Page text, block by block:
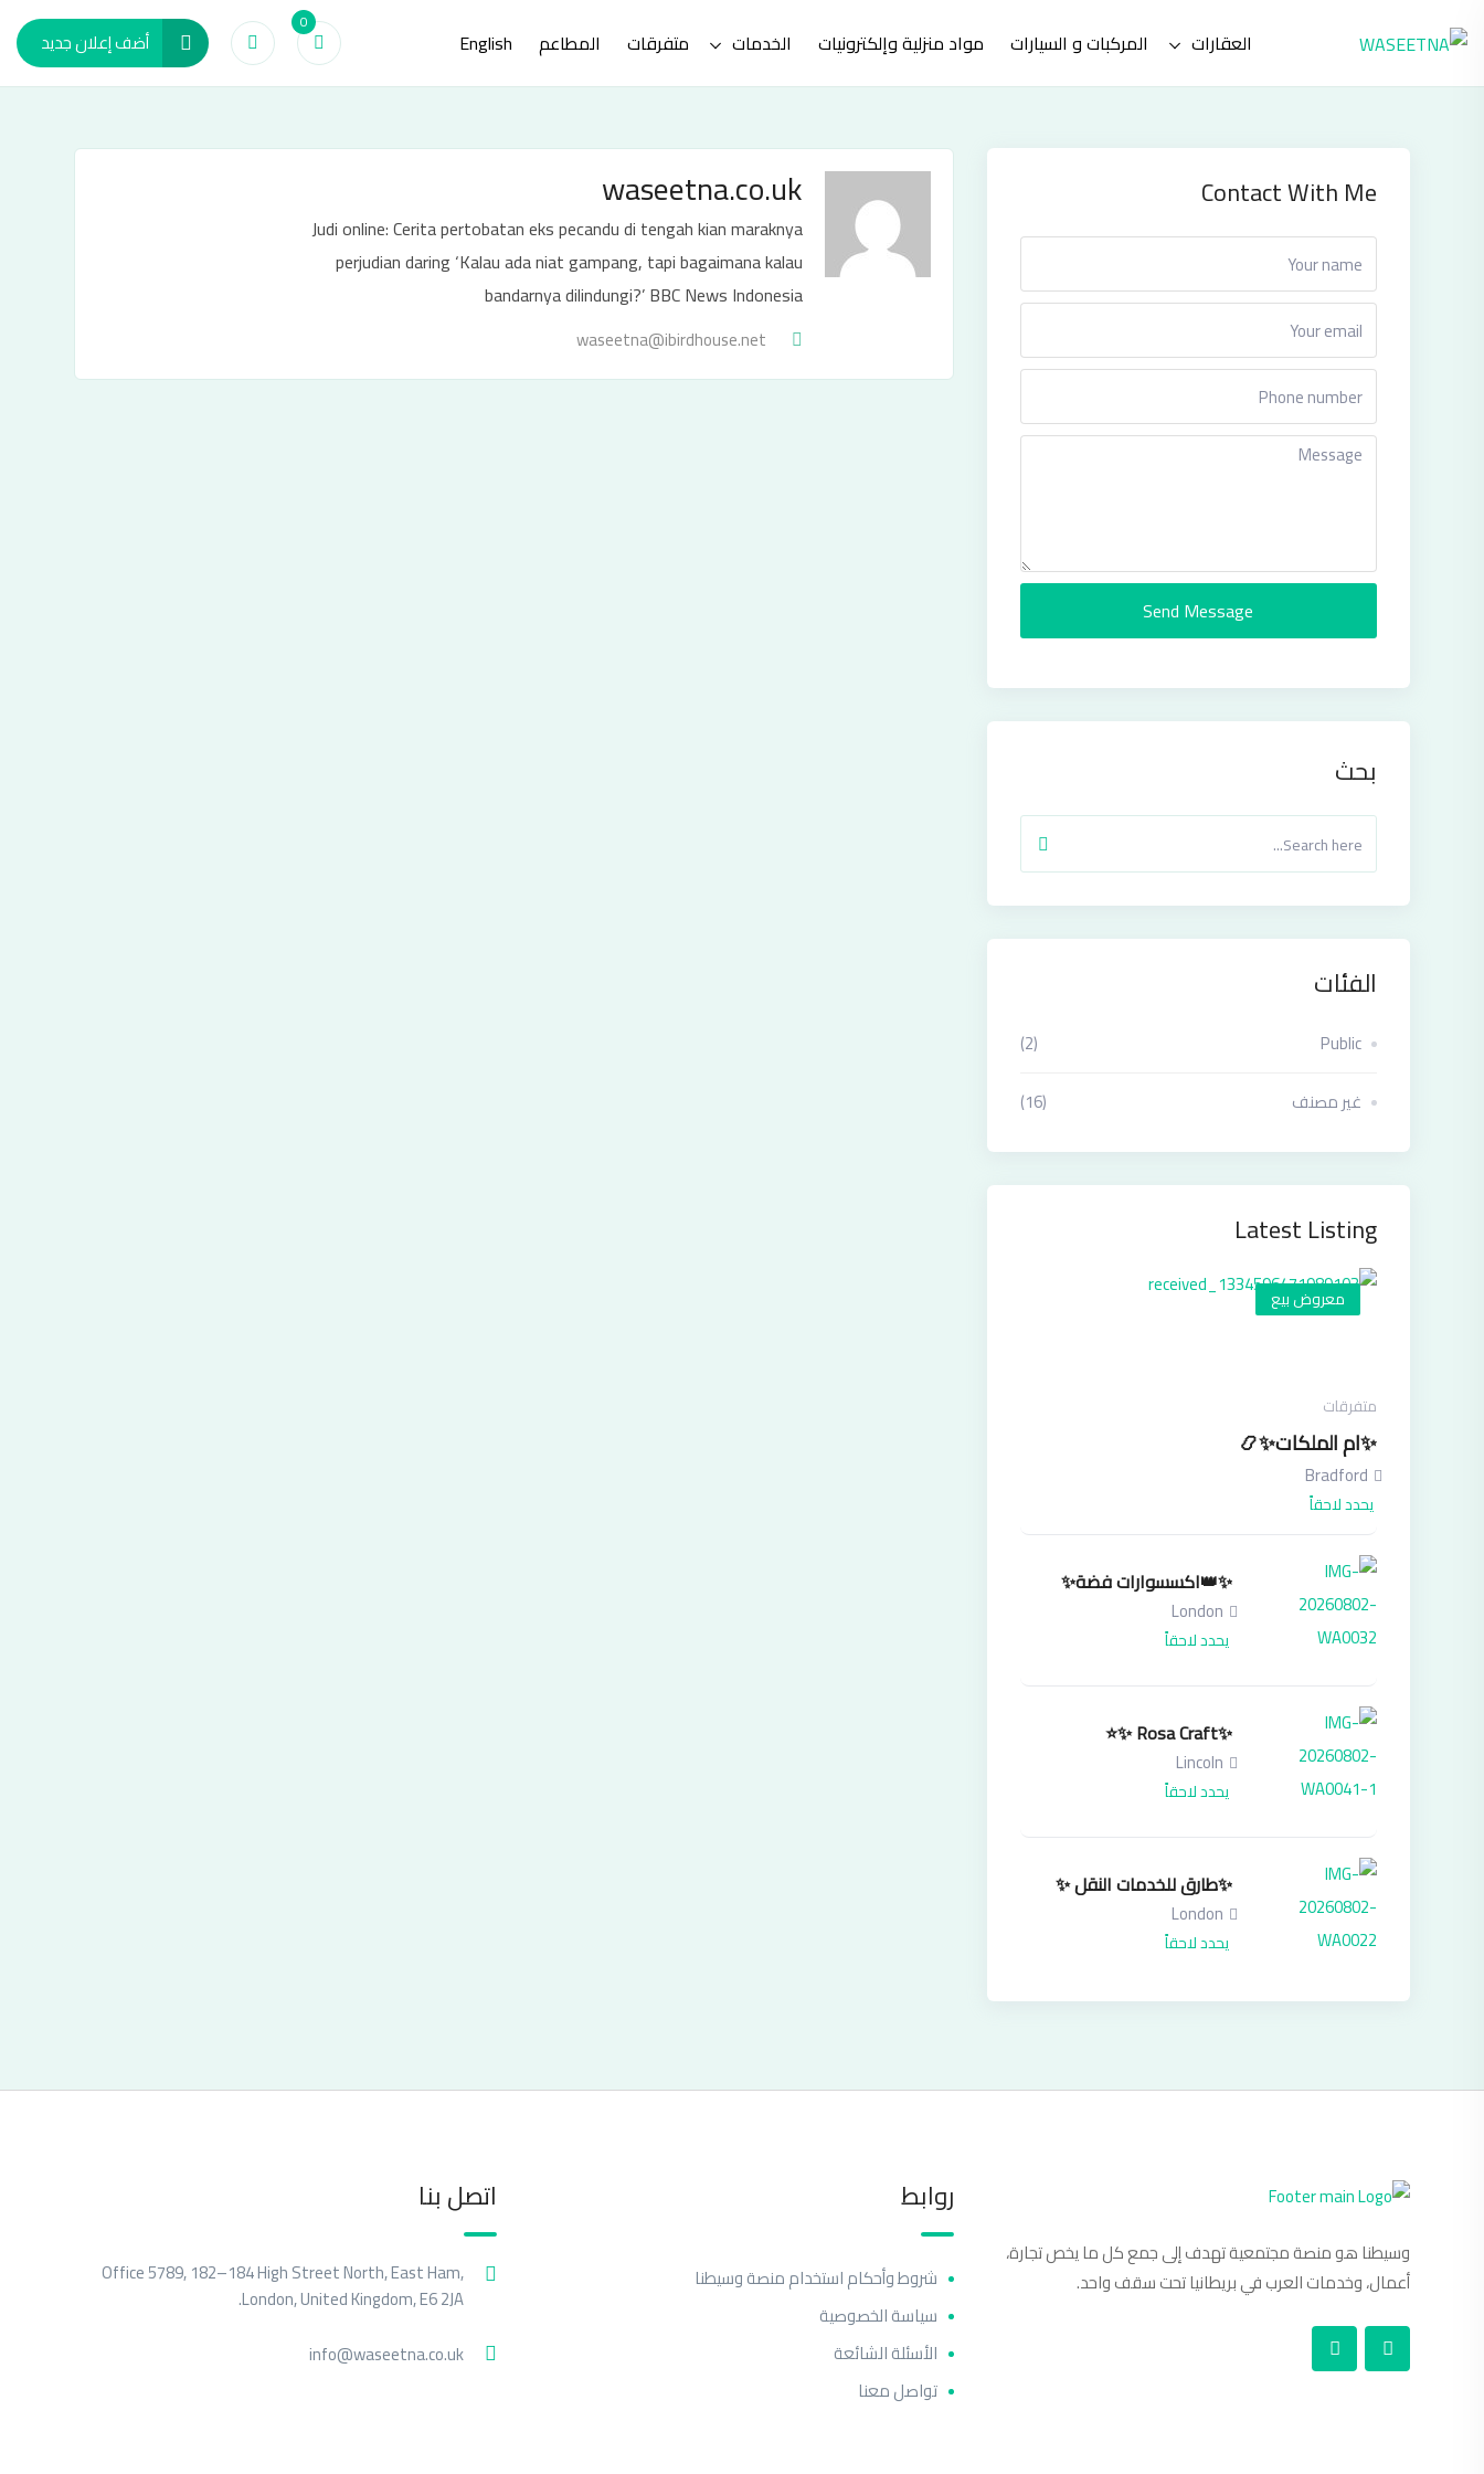
to
content
العقارات المركبات و السيارات مواد منزلية وإلكترونيات الخدمات متفرقات المطاعم English
0
أضف إعلان جديد
waseetna.co.uk
Judi online: Cerita pertobatan eks pecandu di tengah kian maraknya
perjudian daring ‘Kalau ada niat gampang, tapi bagaimana kalau
bandarnya dilindungi?’ BBC News Indonesia
waseetna@ibirdhouse.net
Contact With Me
Send Message
بحث
الفئات
Public
(2)
غير مصنف
(16)
Latest Listing
معروض بيع
متفرقات
✨ام الملكات✨📿
Bradford
يحدد لاحقاً
✨👑اكسسوارات فضة✨
London
يحدد لاحقاً
✨Rosa Craft ✨⭐
Lincoln
يحدد لاحقاً
✨طارق للخدمات النقل ✨
London
يحدد لاحقاً
وسيطنا هو منصة مجتمعية تهدف إلى جمع كل ما يخص تجارة،
أعمال، وخدمات العرب في بريطانيا تحت سقف واحد.
روابط
شروط وأحكام استخدام منصة وسيطنا
سياسة الخصوصية
الأسئلة الشائعة
تواصل معنا
اتصل بنا
Office 5789, 182–184 High Street North, East Ham,
London, United Kingdom, E6 2JA.
info@waseetna.co.uk